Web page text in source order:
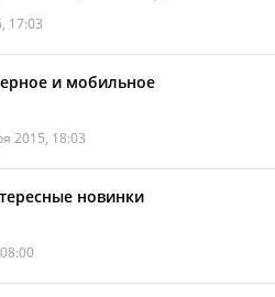
17:03
и мобильное
2015, 18:03
новинки